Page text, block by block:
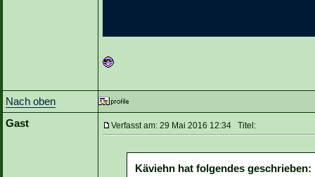
Nach oben
Gast
Verfasst am: 29 Mai 2016 12:34 Titel:
Käviehn hat folgendes geschrieben: